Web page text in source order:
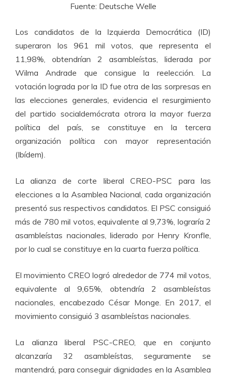
Fuente: Deutsche Welle
Los candidatos de la Izquierda Democrática (ID)
superaron los 961 mil votos, que representa el
11,98%, obtendrían 2 asambleístas, liderada por
Wilma Andrade que consigue la reelección. La
votación lograda por la ID fue otra de las sorpresas en
las elecciones generales, evidencia el resurgimiento
del partido socialdemócrata otrora la mayor fuerza
política del país, se constituye en la tercera
organización política con mayor representación
(Ibídem).
La alianza de corte liberal CREO-PSC para las
elecciones a la Asamblea Nacional, cada organización
presentó sus respectivos candidatos. El PSC consiguió
más de 780 mil votos, equivalente al 9,73%, lograría 2
asambleístas nacionales, liderado por Henry Kronfle,
por lo cual se constituye en la cuarta fuerza política.
El movimiento CREO logró alrededor de 774 mil votos,
equivalente al 9,65%, obtendría 2 asambleístas
nacionales, encabezado César Monge. En 2017, el
movimiento consiguió 3 asambleístas nacionales.
La alianza liberal PSC-CREO, que en conjunto
alcanzaría 32 asambleístas, seguramente se
mantendrá, para conseguir dignidades en la Asamblea